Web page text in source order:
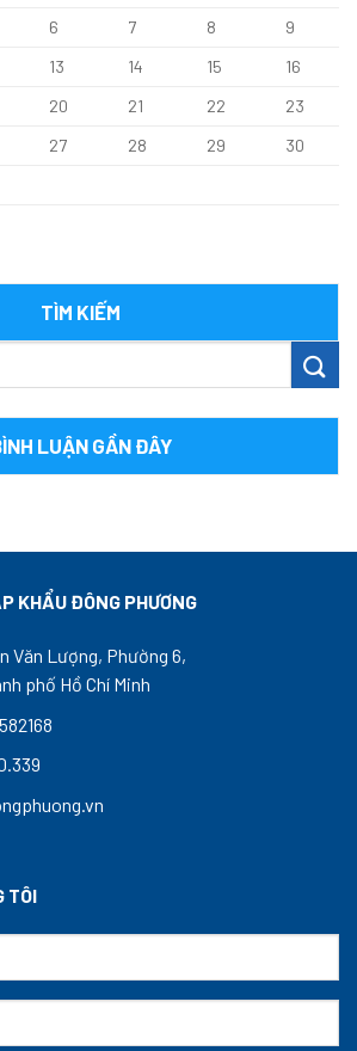
6 7 8
9
13 14 15
16
20 21 22
23
27 28 29
30
TÌM KIẾM
LUẬN GẦN ĐÂY
KHẨU ĐÔNG PHƯƠNG
Văn Lượng, Phường 6,
phố Hồ Chí Minh
TÔI